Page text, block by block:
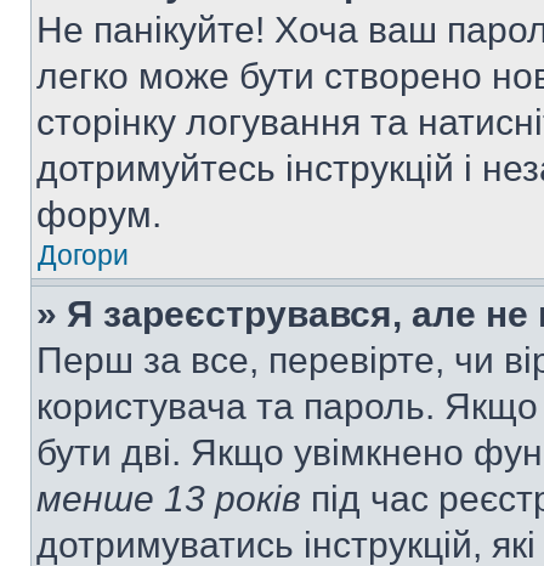
Не панікуйте! Хоча ваш
легко може бути створено
сторінку логування та
дотримуйтесь інструкцій і
форум.
Догори
» Я зареєструвався, але
Перш за все, перевірте, чи
користувача та пароль.
бути дві. Якщо увімкнено
менше 13 років під час
дотримуватись інструкцій,